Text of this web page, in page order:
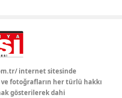
Tokat
internet sitesinde
ve fotoğrafların her türlü hakkı
gösterilerek dahi